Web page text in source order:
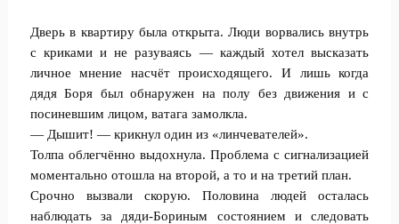
Дверь в квартиру была открыта. Люди ворвались внутрь
с криками и не разуваясь — каждый хотел высказать
личное мнение насчёт происходящего. И лишь когда
дядя Боря был обнаружен на полу без движения и с
посиневшим лицом, ватага замолкла.
— Дышит! — крикнул один из «линчевателей».
Толпа облегчённо выдохнула. Проблема с сигнализацией
моментально отошла на второй, а то и на третий план.
Срочно вызвали скорую. Половина людей осталась
наблюдать за дяди-Бориным состоянием и следовать